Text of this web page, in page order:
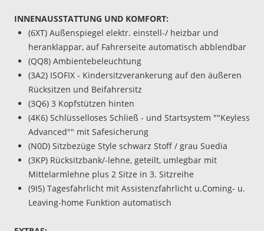
INNENAUSSTATTUNG UND KOMFORT:
(6XT) Außenspiegel elektr. einstell-/ heizbar und
heranklappar, auf Fahrerseite automatisch abblendbar
(QQ8) Ambientebeleuchtung
(3A2) ISOFIX - Kindersitzverankerung auf den äußeren
Rücksitzen und Beifahrersitz
(3Q6) 3 Kopfstützen hinten
(4K6) Schlüsselloses Schließ - und Startsystem ""Keyless
Advanced"" mit Safesicherung
(N0D) Sitzbezüge Style schwarz Stoff / grau Suedia
(3KP) Rücksitzbank/-lehne, geteilt, umlegbar mit
Mittelarmlehne plus 2 Sitze in 3. Sitzreihe
(9I5) Tagesfahrlicht mit Assistenzfahrlicht u.Coming- u.
Leaving-home Funktion automatisch